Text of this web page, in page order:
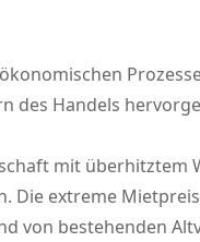
des Handels
mit
Die extreme
von bestehenden